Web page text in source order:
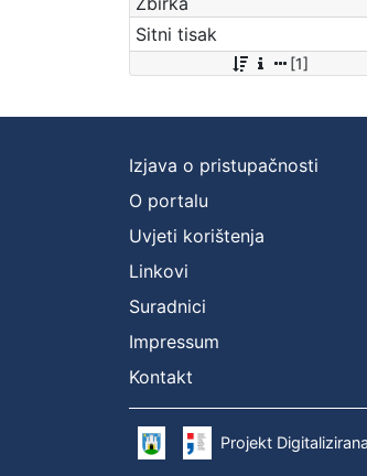
Sitni tisak
[1]
Izjava o pristupačnosti
O portalu
Uvjeti korištenja
Linkovi
Suradnici
Impressum
Kontakt
Projekt